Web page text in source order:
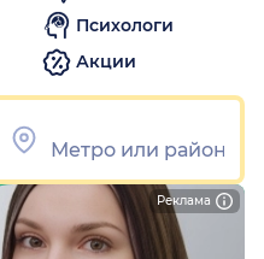
Психологи
Акции
Реклама